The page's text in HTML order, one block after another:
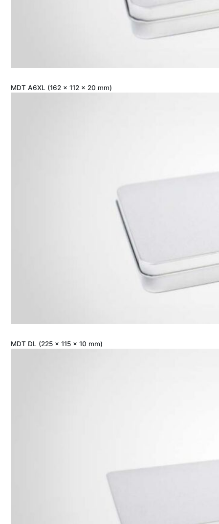
MDT A6XL (162 x 112 x 20 mm)
MDT DL (225 x 115 x 10 mm)